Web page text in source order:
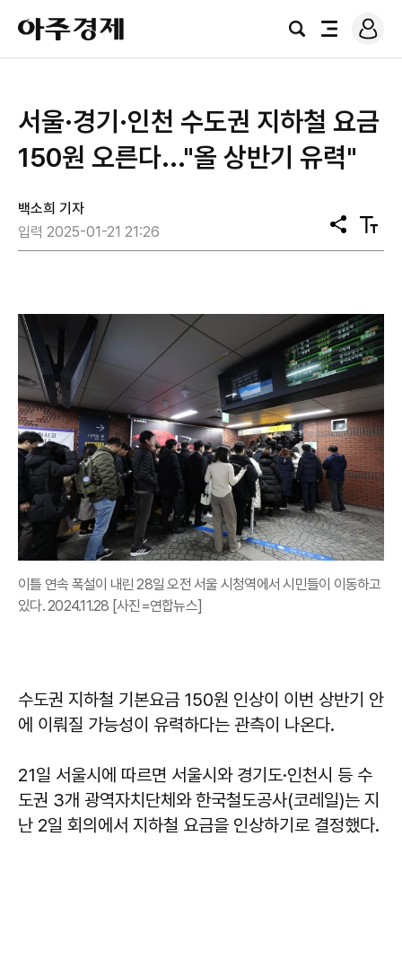
아
주
경
검
전
로
그
서울·경기·인천 수도권 지하철 요금
150원 오른다..."올 상반기 유력"
백소희 기자
입력 2025-01-21 21:26
공
유
텍
스
이틀 연속 폭설이 내린 28일 오전 서울 시청역에서 시민들이 이동하고
있다. 2024.11.28 [사진=연합뉴스]
수도권 지하철 기본요금 150원 인상이 이번 상반기 안
에 이뤄질 가능성이 유력하다는 관측이 나온다.
21일 서울시에 따르면 서울시와 경기도·인천시 등 수
도권 3개 광역자치단체와 한국철도공사(코레일)는 지
난 2일 회의에서 지하철 요금을 인상하기로 결정했다.